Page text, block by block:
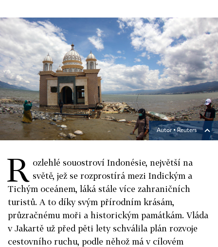
Autor ▪Reuters
R ozlehlé souostroví Indonésie, největší na
světě, jež se rozprostírá mezi Indickým a
Tichým oceánem, láká stále více zahraničních
turistů. A to díky svým přírodním krásám,
průzračnému moři a historickým památkám. Vláda
v Jakartě už před pěti lety schválila plán rozvoje
cestovního ruchu, podle něhož má v cílovém